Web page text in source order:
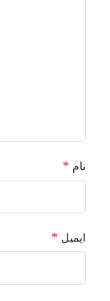
نام *
ایمیل *